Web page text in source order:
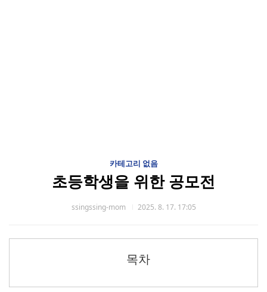
카테고리 없음
초등학생을 위한 공모전
ssingssing-mom 2025. 8. 17. 17:05
목차